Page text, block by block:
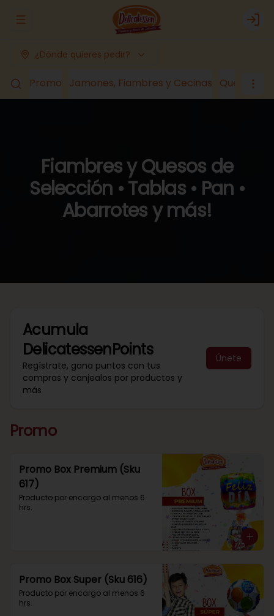
Abrir menu de navegación Login
¿Dónde quieres pedir?
Promo Jamones, Fiambres y Cecinas Quesos
Fiambres y Quesos de
Selección • Tablas • Pan •
Abarrotes y más!
Acumula
DelicatessenPoints
Regístrate, gana puntos con tus
compras y canjealos por productos y
más
Únete
Promo
Promo Box Premium (Sku
617)
Producto por encargo al menos 6
hrs.
Promo Box Super (Sku 616)
Producto por encargo al menos 6
hrs.